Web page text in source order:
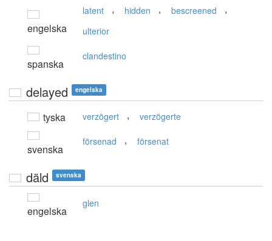
engelska
latent , hidden , bescreened ,
ulterior
spanska
clandestino
delayed engelska
tyska verzögert , verzögerte
svenska
försenad , försenat
däld svenska
engelska
glen